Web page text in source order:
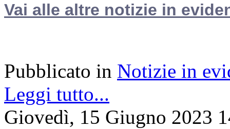
Vai alle altre notizie in
Pubblicato in Notizie in
Leggi tutto...
Giovedì, 15 Giugno 2023